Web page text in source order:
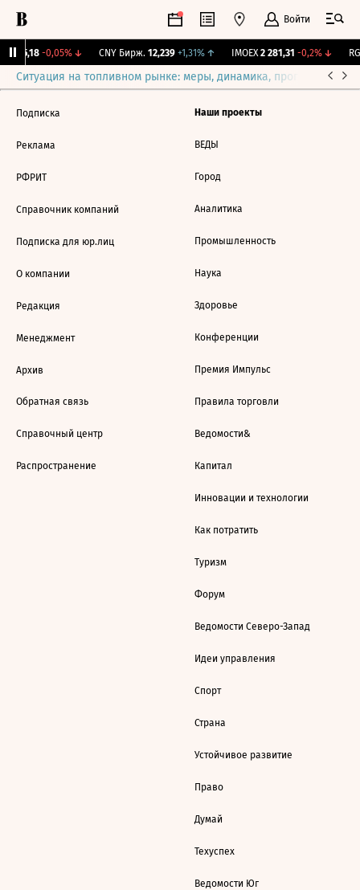
Войти
115,18 -0,05%↓ CNY Бирж. 12,239 +1,31%↑ IMOEX 2 281,31 -0,2%↓
Ситуация на топливном рынке: меры, динамика, прогнозы
Подписка
Реклама
РФРИТ
Справочник компаний
Подписка для юр.лиц
О компании
Редакция
Менеджмент
Архив
Обратная связь
Справочный центр
Распространение
Наши проекты
ВЕДЫ
Город
Аналитика
Промышленность
Наука
Здоровье
Конференции
Премия Импульс
Правила торговли
Ведомости&
Капитал
Инновации и технологии
Как потратить
Туризм
Форум
Ведомости Северо-Запад
Идеи управления
Спорт
Страна
Устойчивое развитие
Право
Думай
Техуспех
Ведомости Юг